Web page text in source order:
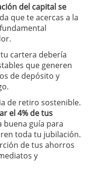
del capital se
que te acercas a la
cartera debería
que generen
de depósito y
de retiro sostenible.
el 4% de tus
buena guía para
toda tu jubilación.
de tus ahorros
y